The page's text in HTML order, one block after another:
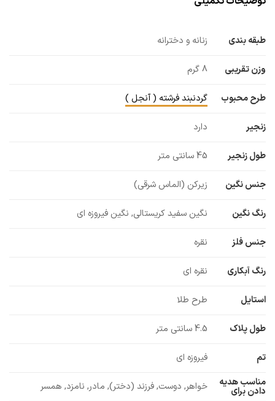
طبقه بندی زنانه و دخترانه
وزن تقریبی 8 گرم
طرح محبوب گردنبند فرشته ( آنجل )
زنجیر دارد
طول زنجیر 45 سانتی متر
جنس نگین زیرکن (الماس شرقی)
رنگ نگین نگین سفید کریستالی, نگین فیروزه ای
جنس فلز نقره
رنگ آبکاری نقره ای
استایل طرح طلا
طول پلاک 4.5 سانتی متر
تم
فیروزه ای
مناسب هدیه
دادن برای خواهر, دوست, فرزند (دختر), مادر, نامزد, همسر